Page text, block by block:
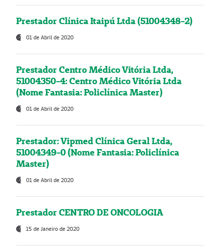
Prestador Clínica Itaipú Ltda (51004348-2)
01 de Abril de 2020
Prestador Centro Médico Vitória Ltda,
51004350-4: Centro Médico Vitória Ltda
(Nome Fantasia: Policlínica Master)
01 de Abril de 2020
Prestador: Vipmed Clínica Geral Ltda,
51004349-0 (Nome Fantasia: Policlínica
Master)
01 de Abril de 2020
Prestador CENTRO DE ONCOLOGIA
15 de Janeiro de 2020